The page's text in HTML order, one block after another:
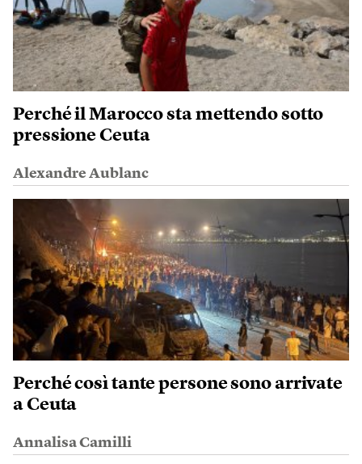
Perché il Marocco sta mettendo sotto
pressione Ceuta
Alexandre Aublanc
Perché così tante persone sono arrivate
a Ceuta
Annalisa Camilli